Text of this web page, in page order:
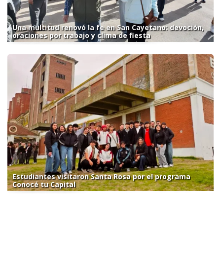
Una multitud renovó la fe en San Cayetano: devoción,
oraciones por trabajo y clima de fiesta
Estudiantes visitaron Santa Rosa por el programa
Conocé tu Capital